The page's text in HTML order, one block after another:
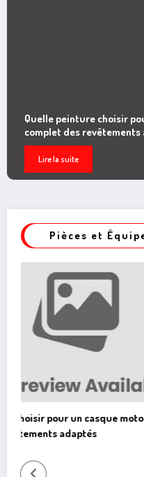
Guide
Mini
choix de
Pièces et
Helstons
style intemporel